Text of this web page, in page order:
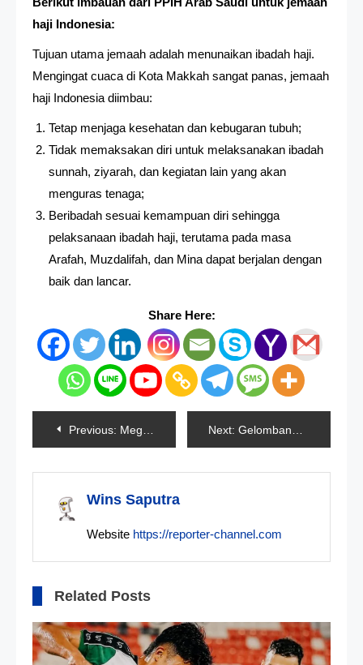
haji Indonesia:
Tujuan utama jemaah adalah menunaikan ibadah haji.
Mengingat cuaca di Kota Makkah sangat panas, jemaah
haji Indonesia diimbau:
Tetap menjaga kesehatan dan kebugaran tubuh;
Tidak memaksakan diri untuk melaksanakan ibadah
sunnah, ziyarah, dan kegiatan lain yang akan
menguras tenaga;
Beribadah sesuai kemampuan diri sehingga
pelaksanaan ibadah haji, terutama pada masa
Arafah, Muzdalifah, dan Mina dapat berjalan dengan
baik dan lancar.
Share Here:
Navigasi
Previous: Megawati Sampaikan Strategi Hadapi Pilpres Di Rakernas Ke-3 PDIP Next: Gelombang Panas Landa Bangladesh, Sekolah Terpaksa Ditutup
Wins Saputra
Website https://reporter-channel.com
Related Posts